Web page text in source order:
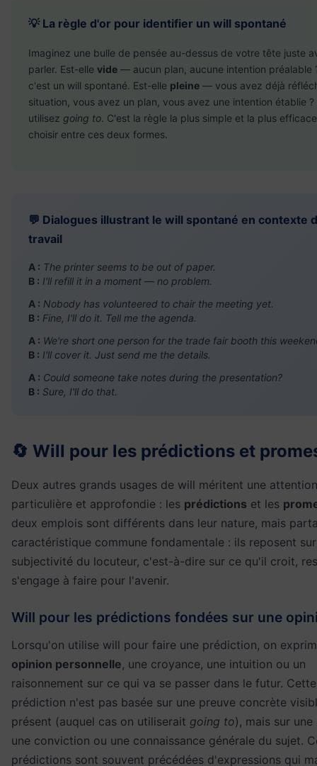
💡 La règle d'or pour identifier un will spontané
Imaginez une bulle de pensée au-dessus de votre tête juste
parler. Est-elle vide — aucun plan, aucune intention préalable
c'est un will spontané. Est-elle pleine — vous avez déjà
situation, vous avez un plan, vous avez une intention établie ?
utilisez going to. C'est la règle la plus simple et la plus
choisir entre ces deux formes.
💬 Dialogues illustrant le will spontané en contexte
travail
A : The printer seems to be out of paper.
B : I'll refill it in a moment — no problem.
A : Nobody has volunteered to chair the meeting yet.
B : Fine, I'll do it. Tell me the agenda.
A : We're short one person for the trade fair booth this
B : I'll cover it. Just send me the details.
A : Could someone take notes during the presentation?
B : Sure, I'll do that.
🔄 Will pour les prédictions et
Deux autres grands usages de will méritent une attention
particulière et approfondie : les prédictions et les
deux emplois sont différents dans leur nature, mais
caractéristique commune fondamentale : ils reposent
subjectivité du locuteur, c'est-à-dire sur ce qu'il croit,
s'engage à faire pour l'avenir.
Will pour les prédictions fondées sur une
Lorsqu'on utilise will pour faire une prédiction, on
opinion personnelle, une croyance, une intuition ou un
raisonnement sur ce qui va se passer dans le futur. Cette
prédiction n'est pas basée sur une preuve concrète
présent (auquel cas on utiliserait going to), mais sur une
une conviction ou une connaissance générale du sujet.
prédictions sont souvent précédées d'expressions qui